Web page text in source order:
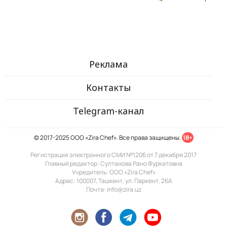
Реклама
Контакты
Telegram-канал
© 2017-2025 ООО «Zira Chef». Все права защищены. 18+
Регистрация электронного СМИ №1206 от 7 декабря 2017
Главный редактор: Султанова Рано Фуркатовна
Учредитель: ООО «Zira Chef»
Адрес: 100007, Ташкент, ул. Паркент, 26А
Почта: info@zira.uz